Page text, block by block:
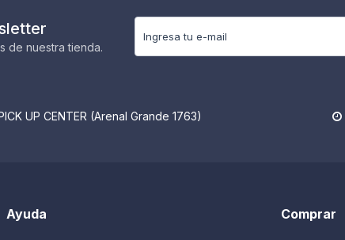
de nuestra tienda.
UP CENTER (Arenal Grande 1763) 
Ayuda Comprar